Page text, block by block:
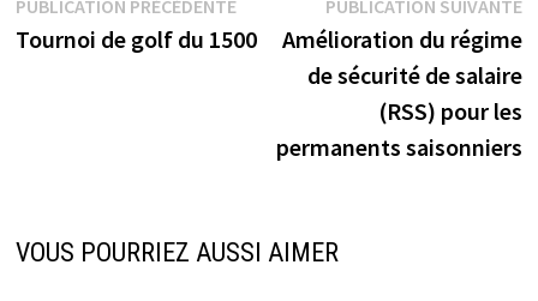
Navigation
de
PUBLICATION PRÉCÉDENTE
précédente :
Tournoi de golf du 1500
PUBLICATION SUIVANTE
Amélioration du régime
de sécurité de salaire
(RSS) pour les
permanents saisonniers
VOUS POURRIEZ AUSSI AIMER